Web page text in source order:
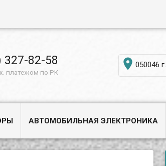
327-82-58
платежом по РК
 050046
АВТОМОБИЛЬНАЯ ЭЛЕКТРОНИКА